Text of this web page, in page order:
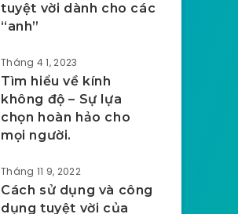
tuyệt vời dành cho các
“anh”
Tháng 4 1, 2023
Tìm hiểu về kính
không độ – Sự lựa
chọn hoàn hảo cho
mọi người.
Tháng 11 9, 2022
Cách sử dụng và công
dụng tuyệt vời của